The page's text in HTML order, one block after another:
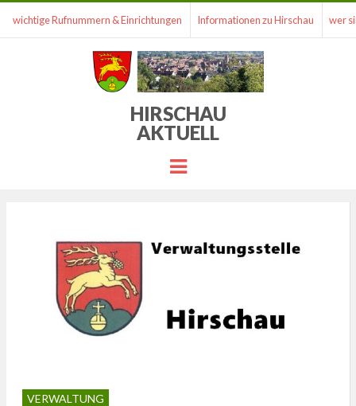
wichtige Rufnummern & Einrichtungen Informationen zu Hirschau wer
HIRSCHAU
AKTUELL
Menu
VERWALTUNG